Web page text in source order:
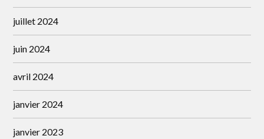
juillet 2024
juin 2024
avril 2024
janvier 2024
janvier 2023